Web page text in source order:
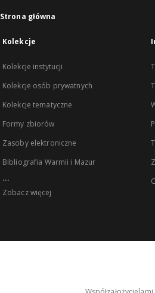
Strona główna
Kolekcje
Kolekcje instytucji
Kolekcje osób prywatnych
Kolekcje tematyczne
Formy zbiorów
Zasoby elektroniczne
Bibliografia Warmii i Mazur
...
Zobacz więcej